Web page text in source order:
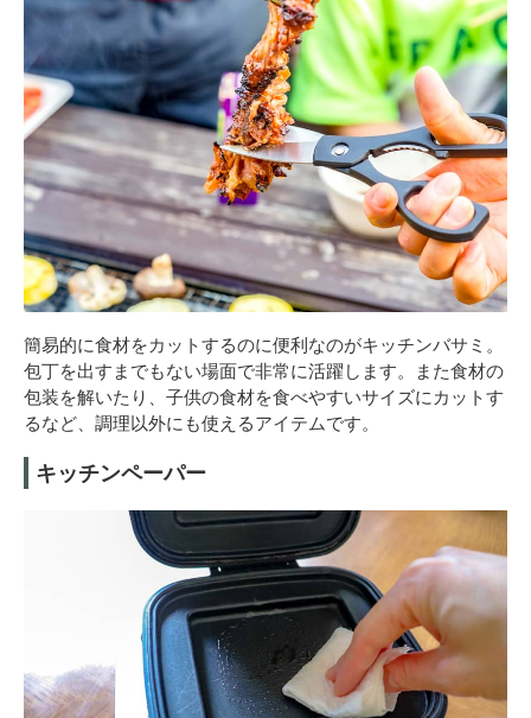
簡易的に食材をカットするのに便利なのがキッチンバサミ。
包丁を出すまでもない場面で非常に活躍します。また食材の
包装を解いたり、子供の食材を食べやすいサイズにカットす
るなど、調理以外にも使えるアイテムです。
キッチンペーパー